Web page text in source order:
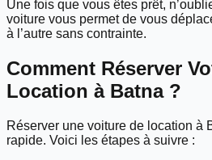
Une fois que vous êtes prêt,
voiture vous permet de vous
à l’autre sans contrainte.
Comment Réserver
Location à Batna ?
Réserver une voiture de location à
rapide. Voici les étapes à suivre :